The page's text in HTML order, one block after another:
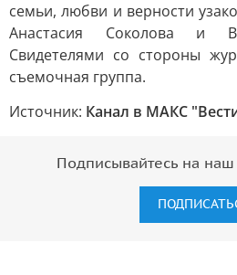
семьи, любви и верности
Анастасия Соколова и
Свидетелями со стороны
съемочная группа.
Источник: Канал в МАКС
Подписывайтесь на